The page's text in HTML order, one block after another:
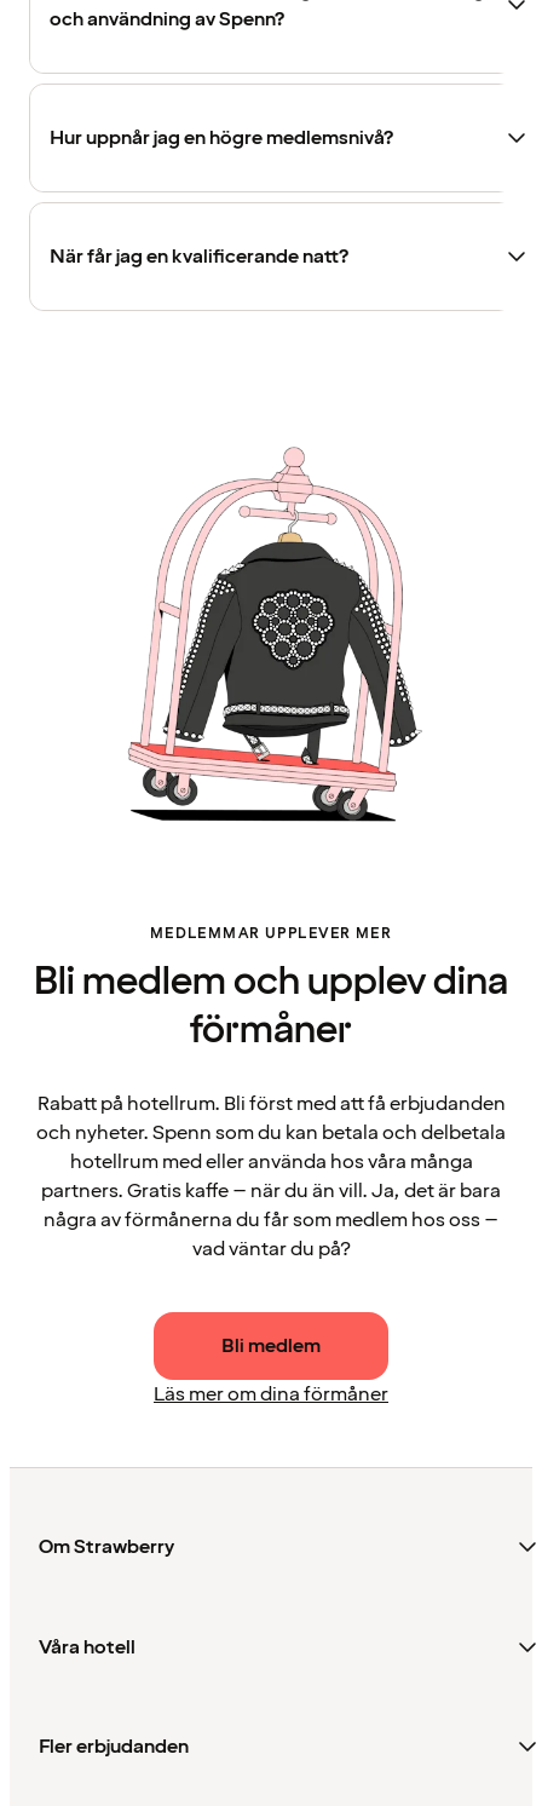
och användning av Spenn?
Hur uppnår jag en högre medlemsnivå?
När får jag en kvalificerande natt?
MEDLEMMAR UPPLEVER MER
Bli medlem och upplev dina
förmåner
Rabatt på hotellrum. Bli först med att få erbjudanden
och nyheter. Spenn som du kan betala och delbetala
hotellrum med eller använda hos våra många
partners. Gratis kaffe – när du än vill. Ja, det är bara
några av förmånerna du får som medlem hos oss –
vad väntar du på?
Bli medlem
Läs mer om dina förmåner
Om Strawberry
Våra hotell
Fler erbjudanden